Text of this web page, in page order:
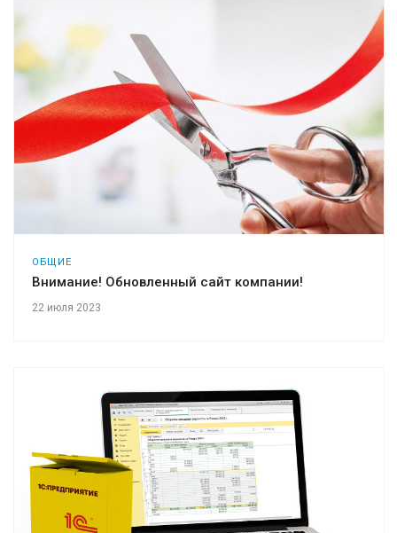
ОБЩИЕ
Внимание! Обновленный сайт компании!
22 июля 2023